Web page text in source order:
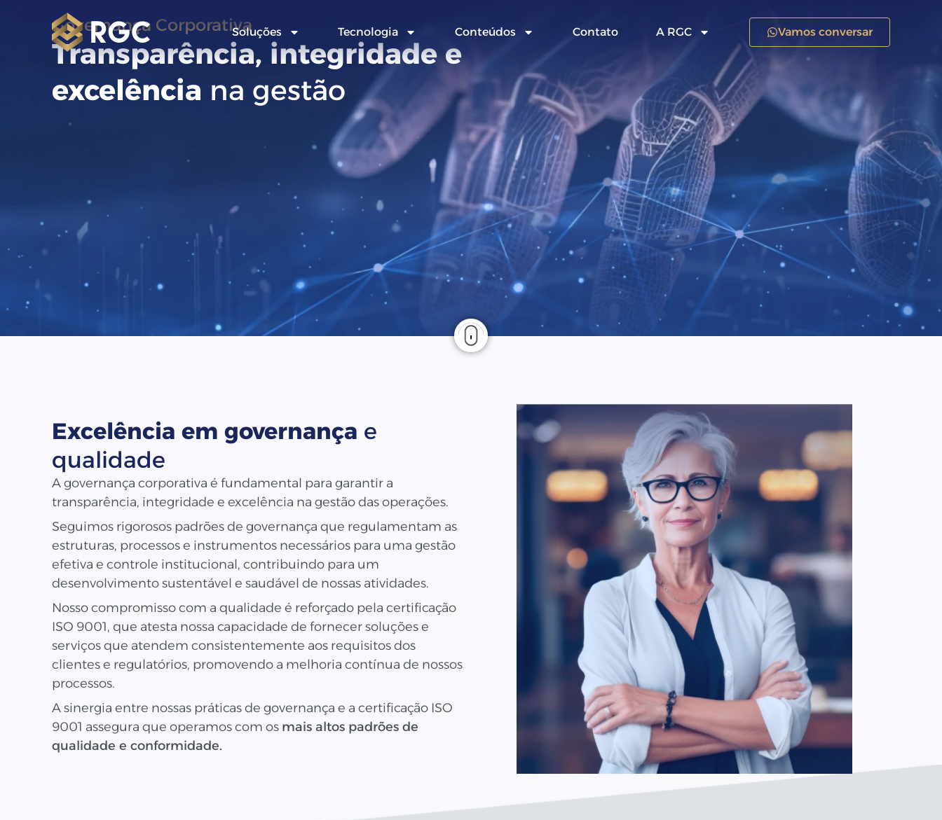
Soluções Tecnologia Conteúdos Contato A RGC Vamos conversar
Governança Corporativa
Transparência, integridade e
excelência na gestão
Excelência em governança e
qualidade
A governança corporativa é fundamental para garantir a
transparência, integridade e excelência na gestão das operações.
Seguimos rigorosos padrões de governança que regulamentam as
estruturas, processos e instrumentos necessários para uma gestão
efetiva e controle institucional, contribuindo para um
desenvolvimento sustentável e saudável de nossas atividades.
Nosso compromisso com a qualidade é reforçado pela certificação
ISO 9001, que atesta nossa capacidade de fornecer soluções e
serviços que atendem consistentemente aos requisitos dos
clientes e regulatórios, promovendo a melhoria contínua de nossos
processos.
A sinergia entre nossas práticas de governança e a certificação ISO
9001 assegura que operamos com os mais altos padrões de
qualidade e conformidade.